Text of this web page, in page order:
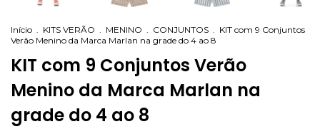
Início . KITS VERÃO . MENINO . CONJUNTOS . KIT com 9 Conjuntos
Verão Menino da Marca Marlan na grade do 4 ao 8
KIT com 9 Conjuntos Verão
Menino da Marca Marlan na
grade do 4 ao 8